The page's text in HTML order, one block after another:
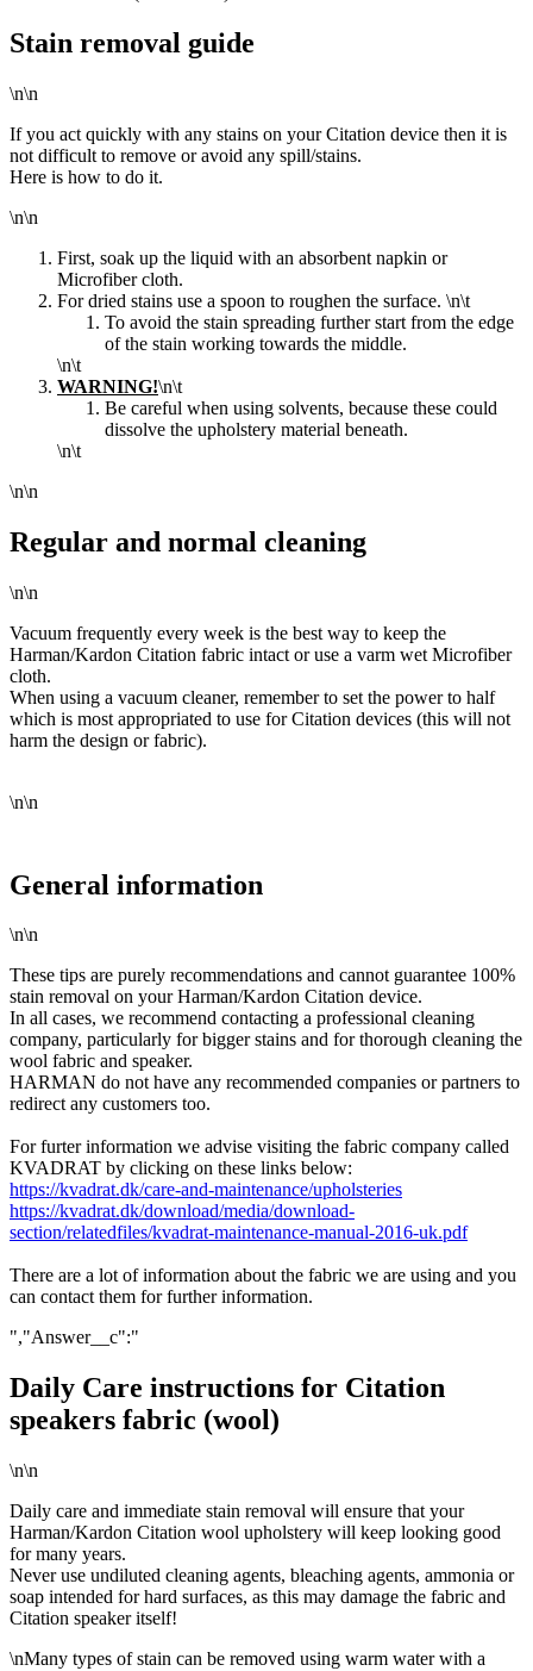
Stain removal guide
\n\n
If you act quickly with any stains on your Citation device then it is
not difficult to remove or avoid any spill/stains.
Here is how to do it.
\n\n
First, soak up the liquid with an absorbent napkin or
Microfiber cloth.
For dried stains use a spoon to roughen the surface. \n\t
To avoid the stain spreading further start from the edge
ofthe stain working towards the middle.
\n\t
WARNING!\n\t
Be careful when using solvents, because these could
dissolve the upholstery material beneath.
\n\t
\n\n
Regular and normal cleaning
\n\n
Vacuum frequently every week is the best way to keep the
Harman/Kardon Citation fabric intact or use a varm wet Microfiber
cloth.
When using a vacuum cleaner, remember to set the power to half
which is most appropriated to use for Citation devices (this will not
harm the design or fabric).
\n\n
General information
\n\n
These tips are purely recommendations and cannot guarantee 100%
stain removal on your Harman/Kardon Citation device.
In all cases, we recommend contacting a professional cleaning
company, particularly for bigger stains and for thorough cleaning the
wool fabric and speaker.
HARMAN do not have any recommended companies or partners to
redirect any customers too.
For furter information we advise visiting the fabric company called
KVADRAT by clicking on these links below:
https://kvadrat.dk/care-and-maintenance/upholsteries
https://kvadrat.dk/download/media/download-
section/relatedfiles/kvadrat-maintenance-manual-2016-uk.pdf
There are a lot of information about the fabric we are using and you
can contact them for further information.
","Answer__c":"
Daily Care instructions for Citation
speakers fabric (wool)
\n\n
Daily care and immediate stain removal will ensure that your
Harman/Kardon Citation wool upholstery will keep looking good
for many years.
Never use undiluted cleaning agents, bleaching agents, ammonia or
soap intended for hard surfaces, as this may damage the fabric and
Citation speaker itself!
\nMany types of stain can be removed using warm water with a